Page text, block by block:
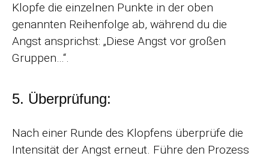
Klopfe die einzelnen Punkte in der oben
genannten Reihenfolge ab, während du die
Angst ansprichst: „Diese Angst vor großen
Gruppen…“.
5. Überprüfung:
Nach einer Runde des Klopfens überprüfe die
Intensität der Angst erneut. Führe den Prozess